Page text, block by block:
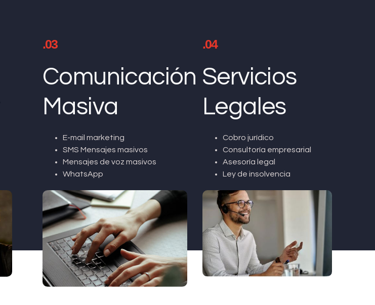
.03
Comunicación
Masiva
E-mail marketing
SMS Mensajes masivos
Mensajes de voz masivos
WhatsApp
.04
Servicios
Legales
Cobro jurídico
Consultoría empresarial
Asesoría legal
Ley de insolvencia